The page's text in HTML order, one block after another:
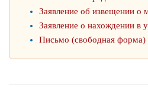
Заявление об извещении о
Заявление о нахождении в
Письмо (свободная форма)